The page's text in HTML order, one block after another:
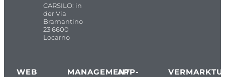
CARSILO: in
der Via
Bramantino
23 6600
Locarno
WEB MANAGEMENT
APP-